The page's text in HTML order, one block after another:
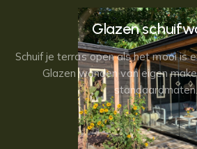
Glazen
Schuif je terras open als het mooi is
Glazen wanden van eigen
standaardmaten.